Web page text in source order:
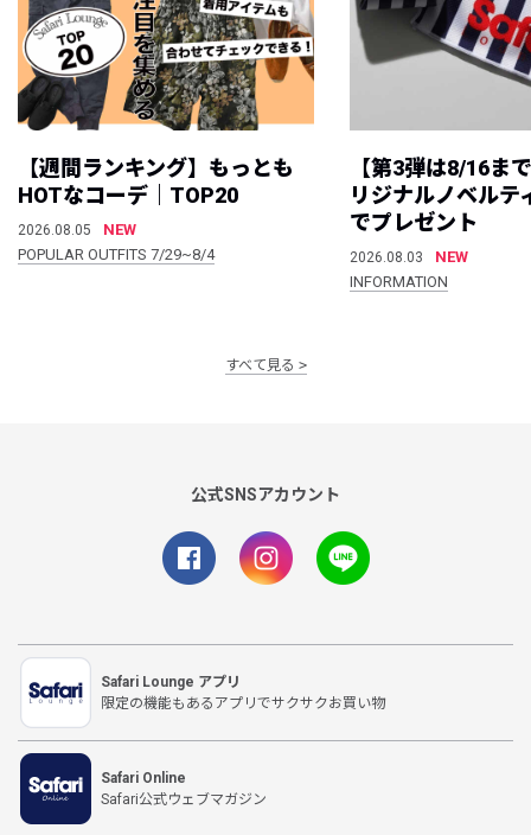
【週間ランキング】もっとも
HOTなコーデ｜TOP20
2026.08.05
NEW
POPULAR OUTFITS 7/29~8/4
【第3弾は8/16ま
リジナルノベルテ
でプレゼント
2026.08.03
NEW
INFORMATION
すべて見る
公式SNSアカウント
Safari Lounge アプリ
限定の機能もあるアプリでサクサクお買い物
Safari Online
Safari公式ウェブマガジン